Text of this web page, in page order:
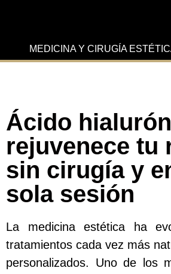
MEDICINA Y CIRUGÍA
Ácido
rejuvenece tu
sin cirugía y
sola sesión
La medicina estética ha
tratamientos cada vez más
personalizados. Uno de los